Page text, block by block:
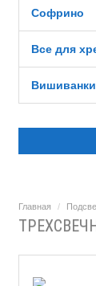
Софрино
Все для
Вишиванки
Главная